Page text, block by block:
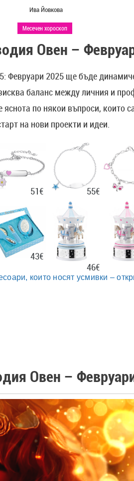
Ива Йовкова
Месечен хороскоп
Овен –
Февруари 2025 ще бъде
баланс между личния и
по някои въпроси, които
на нови проекти и идеи.
51€ 55€
43€
46€
които носят усмивки –
Овен –